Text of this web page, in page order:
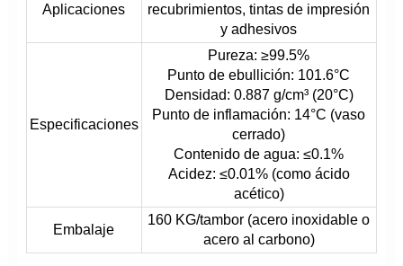
Aplicaciones
recubrimientos, tintas de impresión
y adhesivos
Especificaciones
Pureza: ≥99.5%
Punto de ebullición: 101.6°C
Densidad: 0.887 g/cm³ (20°C)
Punto de inflamación: 14°C (vaso
cerrado)
Contenido de agua: ≤0.1%
Acidez: ≤0.01% (como ácido
acético)
Embalaje
160 KG/tambor (acero inoxidable o
acero al carbono)